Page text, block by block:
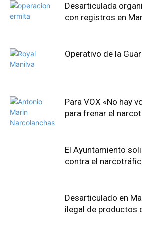
Desarticulada
con registros en
Operativo de la
Para VOX «No hay
para frenar el
El Ayuntamiento
contra el
Desarticulado en
ilegal de productos